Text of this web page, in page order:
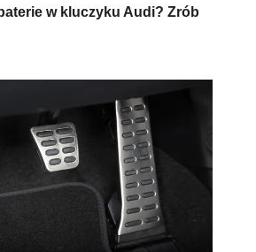
w kluczyku Audi? Zrób